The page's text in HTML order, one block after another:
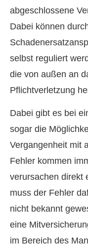
abgeschlossene
Dabei können
selbst reguliert
die von außen an
Pflichtverletzung
Dabei gibt es bei
sogar die
Vergangenheit mit
Fehler kommen
verursachen direkt
muss der Fehler
nicht bekannt
eine
im Bereich des